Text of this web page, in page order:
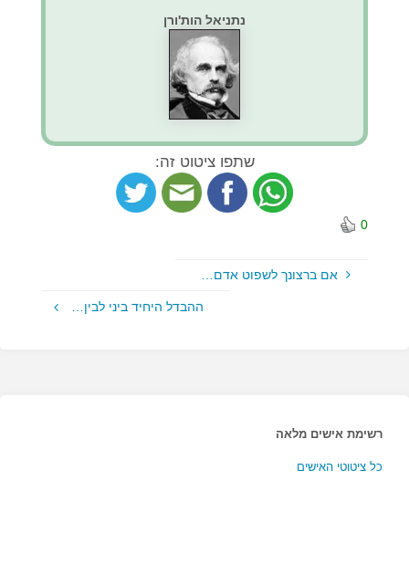
נתניאל הות'ורן
שתפו ציטוט זה:
0
אם ברצונך לשפוט אדם…
ההבדל היחיד ביני לבין…
רשימת אישים מלאה
כל ציטוטי האישים